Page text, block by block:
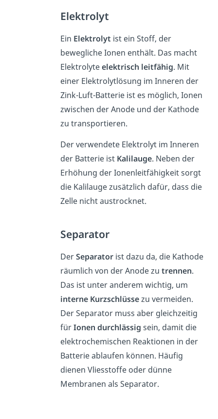
Elektrolyt
Ein Elektrolyt ist ein Stoff, der
bewegliche Ionen enthält. Das macht
Elektrolyteelektrisch leitfähig. Mit
einer Elektrolytlösung im Inneren der
Zink-Luft-Batterie ist es möglich, Ionen
zwischen der Anode und der Kathode
zu transportieren.
Der verwendete Elektrolyt im Inneren
der Batterie ist Kalilauge. Neben der
Erhöhung der Ionenleitfähigkeit sorgt
die Kalilauge zusätzlich dafür, dass die
Zelle nicht austrocknet.
Separator
DerSeparatorist dazu da, die Kathode
räumlich von der Anode zu trennen.
Das ist unter anderem wichtig, um
interne Kurzschlüssezu vermeiden.
Der Separator muss aber gleichzeitig
fürIonen durchlässig sein, damit die
elektrochemischen Reaktionen in der
Batterie ablaufen können. Häufig
dienen Vliesstoffe oder dünne
Membranen als Separator.